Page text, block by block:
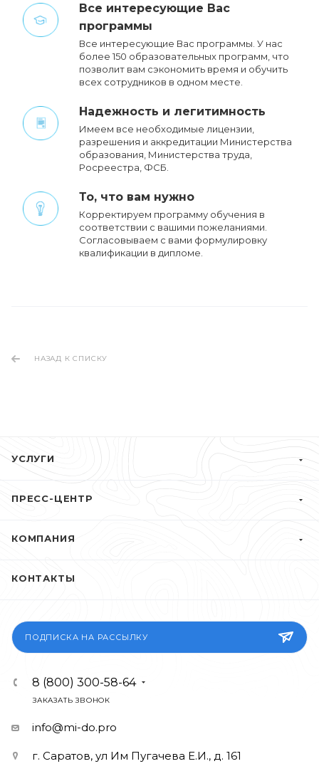
Все интересующие Вас
программы
Все интересующие Вас программы. У нас
более 150 образовательных программ, что
позволит вам сэкономить время и обучить
всех сотрудников в одном месте.
Надежность и легитимность
Имеем все необходимые лицензии,
разрешения и аккредитации Министерства
образования, Министерства труда,
Росреестра, ФСБ.
То, что вам нужно
Корректируем программу обучения в
соответствии с вашими пожеланиями.
Cогласовываем с вами формулировку
квалификации в дипломе.
НАЗАД К СПИСКУ
УСЛУГИ
ПРЕСС-ЦЕНТР
КОМПАНИЯ
КОНТАКТЫ
ПОДПИСКА НА РАССЫЛКУ
8 (800) 300-58-64
ЗАКАЗАТЬ ЗВОНОК
info@mi-do.pro
г. Саратов, ул Им Пугачева Е.И., д. 161